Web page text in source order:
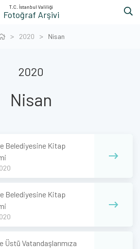
T.C. İstanbul Valiliği
Fotoğraf Arşivi
2020 Nisan
2020
Nisan
Belediyesine Kitap
Belediyesine Kitap
Üstü Vatandaşlarımıza